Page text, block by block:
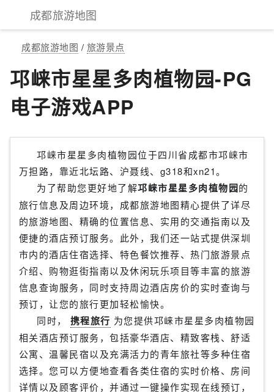
成都旅游地图
成都旅游地图 / 旅游景点
邛崃市星星多肉植物园-PG
电子游戏APP
邛崃市星星多肉植物园位于四川省成都市邛崃市
万担路，靠近北坛路、沪聂线、g318和xn21。
为了帮助您更好地了解邛崃市星星多肉植物园的
旅行信息及周边环境，成都旅游地图精心提供了详尽
的旅游地图、精确的位置信息、实用的交通指南以及
便捷的酒店预订服务。此外，我们还一站式提供深圳
市内的酒店住宿选择、特色餐饮推荐、热门旅游景点
介绍、购物逛街指南以及休闲玩乐项目等丰富的旅游
信息查询服务，同时支持周边酒店房价的实时查询与
预订，让您的旅行更加轻松愉快。
同时，
携程旅行 为您提供邛崃市星星多肉植物园
相关酒店预订服务，包括豪华酒店、精致客栈、舒适
公寓、温馨民宿以及充满活力的青年旅社等多种住宿
选择。您可以方便地查看各类住宿的实时价格、房间
详情以及顾客评价，并通过一键操作实现在线预订，